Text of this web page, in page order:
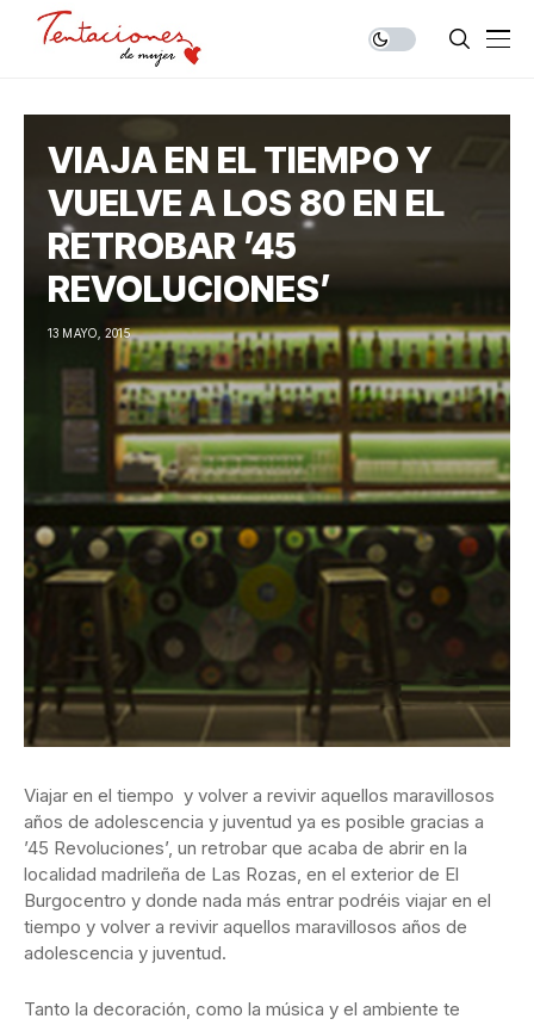
VIAJA EN EL TIEMPO Y
VUELVE A LOS 80 EN EL
RETROBAR ’45
REVOLUCIONES’
13 MAYO, 2015
Viajar en el tiempo y volver a revivir aquellos maravillosos
años de adolescencia y juventud ya es posible gracias a
’45 Revoluciones’, un retrobar que acaba de abrir en la
localidad madrileña de Las Rozas, en el exterior de El
Burgocentro y donde nada más entrar podréis viajar en el
tiempo y volver a revivir aquellos maravillosos años de
adolescencia y juventud.
Tanto la decoración, como la música y el ambiente te